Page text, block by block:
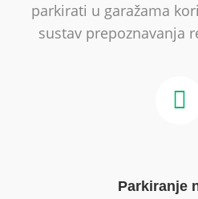
parkirati u garažama
sustav prepoznavanja
Parkiranje